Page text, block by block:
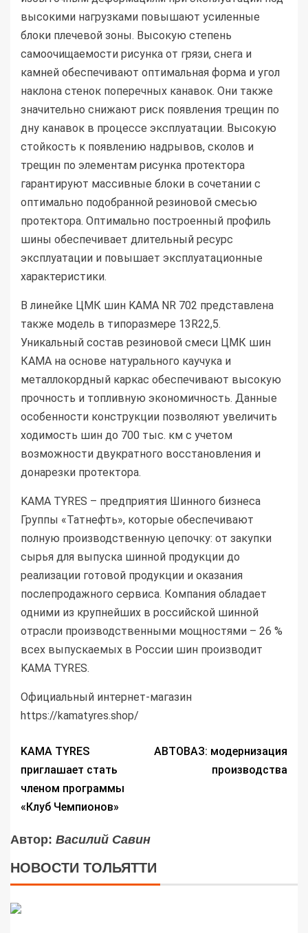
высокими нагрузками повышают усиленные
блоки плечевой зоны. Высокую степень
самоочищаемости рисунка от грязи, снега и
камней обеспечивают оптимальная форма и угол
наклона стенок поперечных канавок. Они также
значительно снижают риск появления трещин по
дну канавок в процессе эксплуатации. Высокую
стойкость к появлению надрывов, сколов и
трещин по элементам рисунка протектора
гарантируют массивные блоки в сочетании с
оптимально подобранной резиновой смесью
протектора. Оптимально построенный профиль
шины обеспечивает длительный ресурс
эксплуатации и повышает эксплуатационные
характеристики.
В линейке ЦМК шин KAMA NR 702 представлена
также модель в типоразмере 13R22,5.
Уникальный состав резиновой смеси ЦМК шин
КАМА на основе натурального каучука и
металлокордный каркас обеспечивают высокую
прочность и топливную экономичность. Данные
особенности конструкции позволяют увеличить
ходимость шин до 700 тыс. км с учетом
возможности двукратного восстановления и
донарезки протектора.
KAMA TYRES – предприятия Шинного бизнеса
Группы «Татнефть», которые обеспечивают
полную производственную цепочку: от закупки
сырья для выпуска шинной продукции до
реализации готовой продукции и оказания
послепродажного сервиса. Компания обладает
одними из крупнейших в российской шинной
отрасли производственными мощностями – 26 %
всех выпускаемых в России шин производит
KAMA TYRES.
Официальный интернет-магазин
https://kamatyres.shop/
KAMA TYRES
приглашает стать
членом программы
«Клуб Чемпионов»
АВТОВАЗ: модернизация
производства
Автор: Василий Савин
НОВОСТИ ТОЛЬЯТТИ